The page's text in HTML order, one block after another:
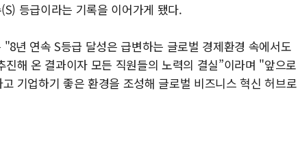
등급이라는 기록을 이어가게 됐다.
년 연속 S등급 달성은 급변하는 글로벌 경제환경 속에서도
해 온 결과이자 모든 직원들의 노력의 결실”이라며 "앞으로
기업하기 좋은 환경을 조성해 글로벌 비즈니스 혁신 허브로